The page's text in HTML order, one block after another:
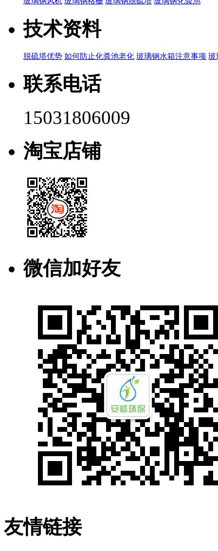
技术资料
脱硫塔优势 如何防止化粪池老化 玻璃钢水箱注意事项 玻
联系电话
15031806009
淘宝店铺
微信加好友
友情链接